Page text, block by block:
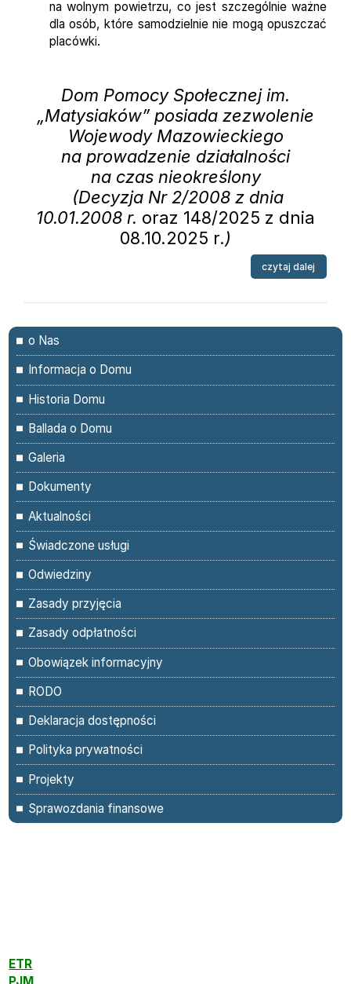
na wolnym powietrzu, co jest szczególnie ważne
dla osób, które samodzielnie nie mogą opuszczać
placówki.
Dom Pomocy Społecznej im.
„Matysiaków” posiada zezwolenie
Wojewody Mazowieckiego
na prowadzenie działalności
na czas nieokreślony
(Decyzja Nr 2/2008 z dnia
10.01.2008 r. oraz 148/2025 z dnia
08.10.2025 r.)
czytaj dalej
Menu
o Nas
Informacja o Domu
Historia Domu
Ballada o Domu
Galeria
Dokumenty
Aktualności
Świadczone usługi
Odwiedziny
Zasady przyjęcia
Zasady odpłatności
Obowiązek informacyjny
RODO
Deklaracja dostępności
Polityka prywatności
Projekty
Sprawozdania finansowe
ETR